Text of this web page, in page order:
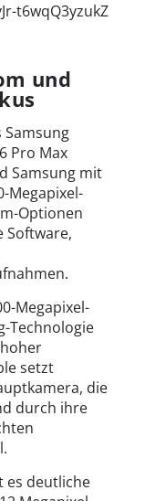
t6wqQ3yzukZ
und
Samsung
Pro Max
Samsung mit
Megapixel-
Optionen
Software,
Megapixel-
Technologie
setzt
die
durch ihre
es deutliche